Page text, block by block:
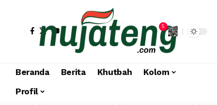
5
Beranda Berita Khutbah
Kolom
Profil